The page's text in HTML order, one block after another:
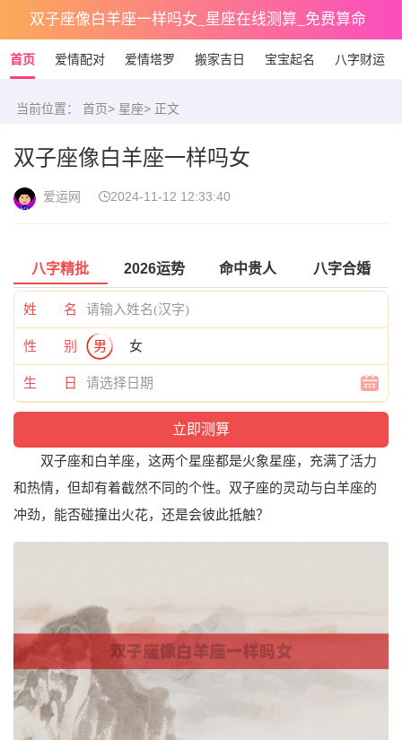
双子座像白羊座一样吗女_星座在线测算_免费算命
首页 爱情配对 爱情塔罗 搬家吉日 宝宝起名 八字财运
当前位置： 首页> 星座> 正文
双子座像白羊座一样吗女
爱运网 2024-11-12 12:33:40
八字精批 2026运势 命中贵人 八字合婚
姓 名
性 别 男 女
生 日
双子座和白羊座，这两个星座都是火象星座，充满了活力
和热情，但却有着截然不同的个性。双子座的灵动与白羊座的
冲劲，能否碰撞出火花，还是会彼此抵触？